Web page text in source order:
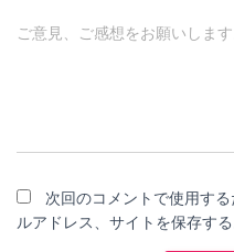
ご意見、ご感想をお願いします
次回のコメントで使用す
ルアドレス、サイトを保存する